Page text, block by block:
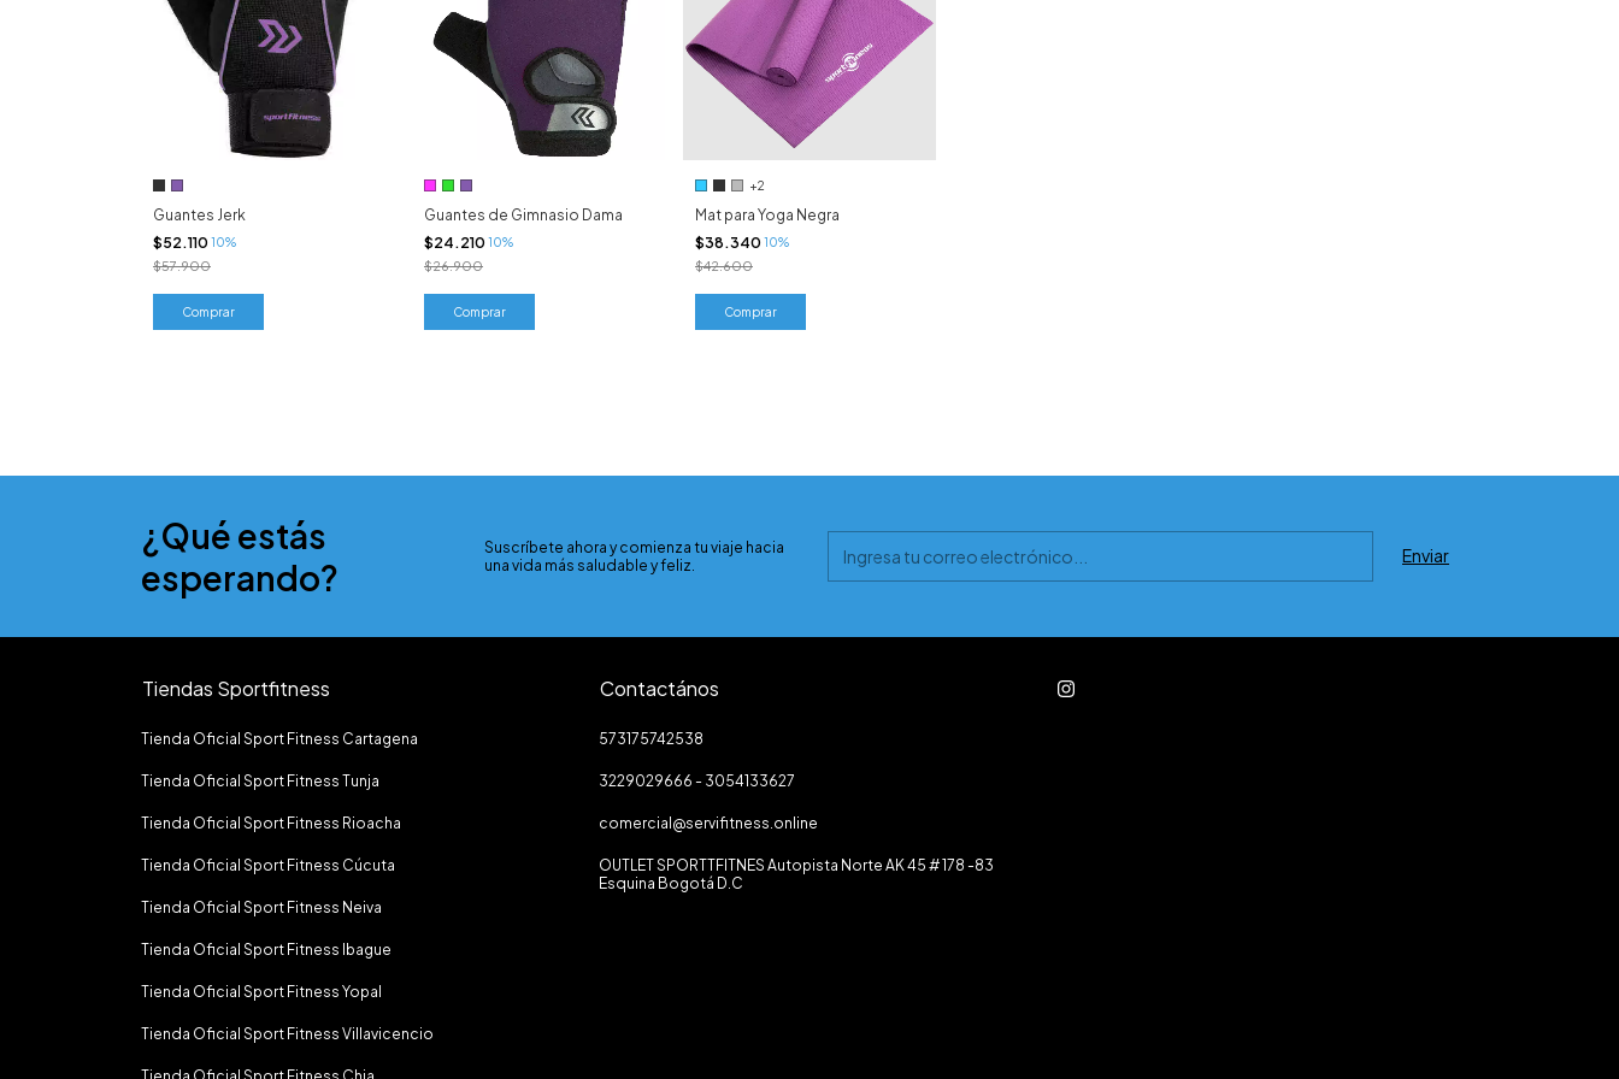
Guantes Jerk
$52.110 10%
$57.900
Comprar
Guantes de Gimnasio Dama
$24.210 10%
$26.900
Comprar
+2
Mat para Yoga Negra
$38.340 10%
$42.600
Comprar
¿Qué estás
esperando?
Suscríbete ahora y comienza tu viaje hacia
una vida más saludable y feliz.
Tiendas Sportfitness
Tienda Oficial Sport Fitness Cartagena
Tienda Oficial Sport Fitness Tunja
Tienda Oficial Sport Fitness Rioacha
Tienda Oficial Sport Fitness Cúcuta
Tienda Oficial Sport Fitness Neiva
Tienda Oficial Sport Fitness Ibague
Tienda Oficial Sport Fitness Yopal
Tienda Oficial Sport Fitness Villavicencio
Contactános
573175742538
3229029666 - 3054133627
comercial@servifitness.online
OUTLET SPORTTFITNES Autopista Norte AK 45 # 178 -83
Esquina Bogotá D.C